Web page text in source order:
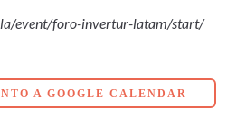
event/foro-invertur-latam/start/
A GOOGLE CALENDAR